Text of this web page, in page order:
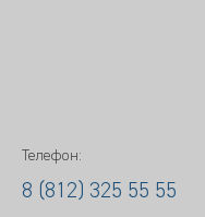
Телефон:
8 (812) 325 55 55